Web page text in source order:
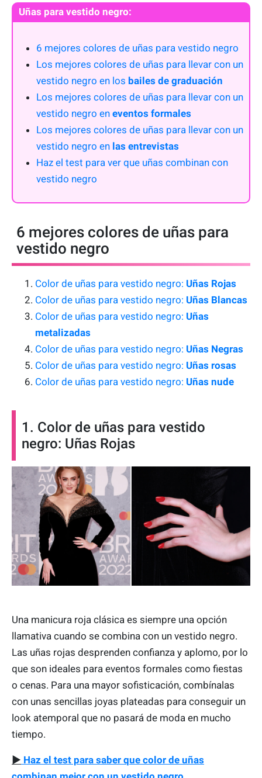
Uñas para vestido negro:
6 mejores colores de uñas para vestido negro
Los mejores colores de uñas para llevar con un
vestido negro en los bailes de graduación
Los mejores colores de uñas para llevar con un
vestido negro en eventos formales
Los mejores colores de uñas para llevar con un
vestido negro en las entrevistas
Haz el test para ver que uñas combinan con
vestido negro
6 mejores colores de uñas para
vestido negro
Color de uñas para vestido negro: Uñas Rojas
Color de uñas para vestido negro: Uñas Blancas
Color de uñas para vestido negro: Uñas
metalizadas
Color de uñas para vestido negro: Uñas Negras
Color de uñas para vestido negro: Uñas rosas
Color de uñas para vestido negro: Uñas nude
1. Color de uñas para vestido
negro: Uñas Rojas
Una manicura roja clásica es siempre una opción
llamativa cuando se combina con un vestido negro.
Las uñas rojas desprenden confianza y aplomo, por lo
que son ideales para eventos formales como fiestas
o cenas. Para una mayor sofisticación, combínalas
con unas sencillas joyas plateadas para conseguir un
look atemporal que no pasará de moda en mucho
tiempo.
▶ Haz el test para saber que color de uñas